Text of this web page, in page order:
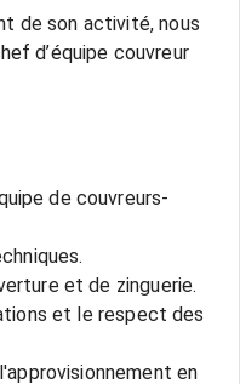
de son activité, nous
d’équipe couvreur
de couvreurs-
et de zinguerie.
et le respect des
en